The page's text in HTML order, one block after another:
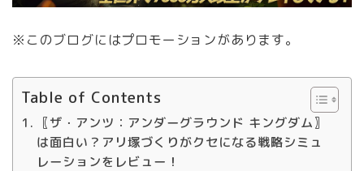
※このブログにはプロモーションがあります。
Table of Contents
〖ザ・アンツ：アンダーグラウンド キングダム〗
は面白い？アリ塚づくりがクセになる戦略シミュ
レーションをレビュー！